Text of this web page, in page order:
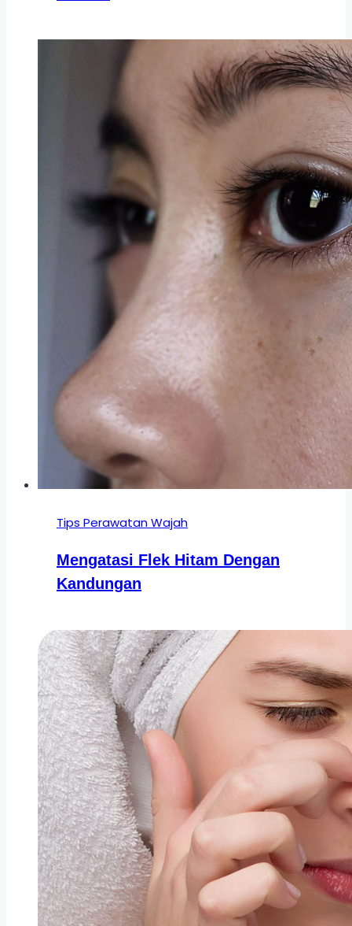
Tips Perawatan Wajah
Mengatasi Flek Hitam Dengan
Kandungan